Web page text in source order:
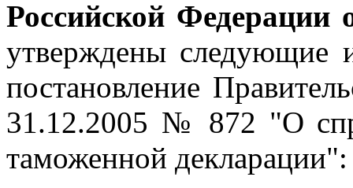
Российской
утверждены следующие
постановление
31.12.2005 № 872 "О
таможенной декларации":